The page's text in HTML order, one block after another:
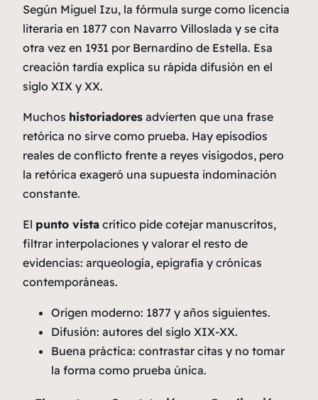
Según Miguel Izu, la fórmula surge como licencia
literaria en 1877 con Navarro Villoslada y se cita
otra vez en 1931 por Bernardino de Estella. Esa
creación tardía explica su rápida difusión en el
siglo XIX y XX.
Muchos historiadores advierten que una frase
retórica no sirve como prueba. Hay episodios
reales de conflicto frente a reyes visigodos, pero
la retórica exageró una supuesta indominación
constante.
El punto vista crítico pide cotejar manuscritos,
filtrar interpolaciones y valorar el resto de
evidencias: arqueología, epigrafía y crónicas
contemporáneas.
Origen moderno: 1877 y años siguientes.
Difusión: autores del siglo XIX-XX.
Buena práctica: contrastar citas y no tomar
la forma como prueba única.